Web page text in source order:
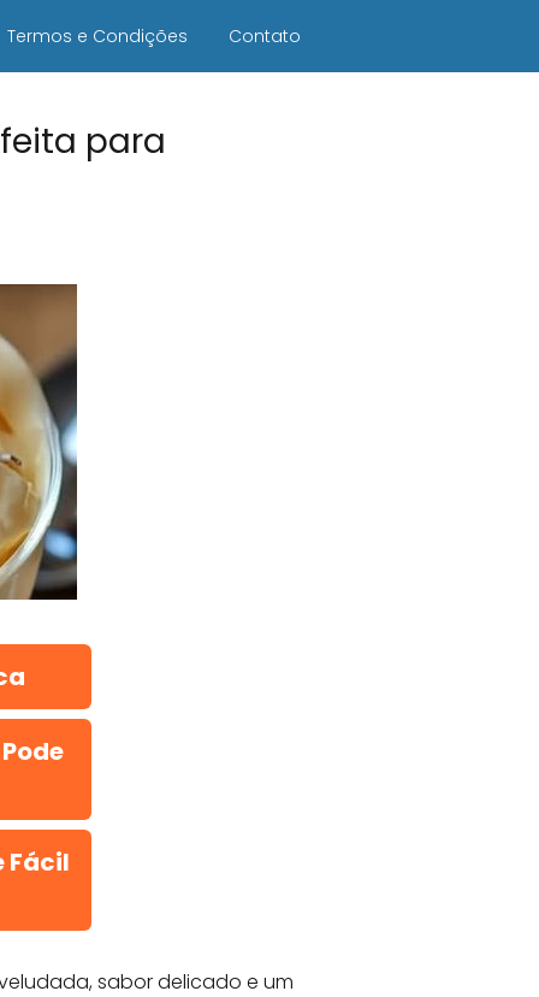
Termos e Condições Contato
para
Fácil
sabor delicado e um